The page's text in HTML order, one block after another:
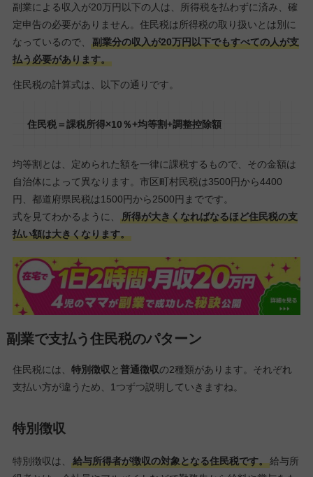
副業による収入が20万円以下の人は、所得税を払わずに済み、確
定申告の必要がありません。住民税は所得税の取り扱いとは別に
なっているので、
副業分の収入が20万円以下でもすべての人が支
払う必要があります。
住民税の計算式は、以下の通りです。
住民税＝課税所得×10％+均等割+調整控除額
均等割とは、定められた額を一律に課税するもので、その金額は
自治体によって異なります。市区町村民税は3500円から4400
円、都道府県民税は1500円から2500円までです。
式を見てわかるように、
所得が大きくなればなるほど住民税の支
払い額は大きくなります。
副業で支払う住民税のパターン
住民税には、 特別徴収と普通徴収の2種類があります。それぞれ
支払い方が違うため、1つずつ説明していきますね。
特別徴収
特別徴収は、 給与所得者が徴収の対象となる住民税です。給与所